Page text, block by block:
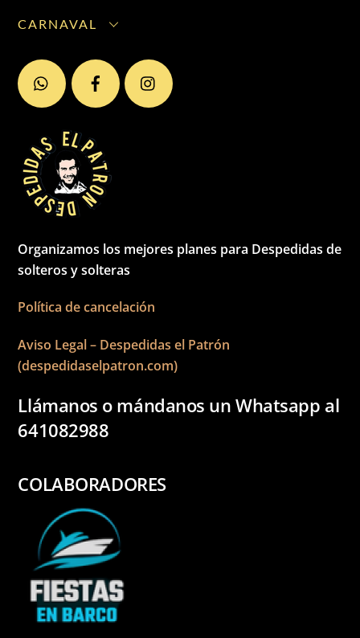
CARNAVAL
Organizamos los mejores planes para Despedidas de
solteros y solteras
Política de cancelación
Aviso Legal – Despedidas el Patrón
(despedidaselpatron.com)
Llámanos o mándanos un Whatsapp al
641082988
COLABORADORES